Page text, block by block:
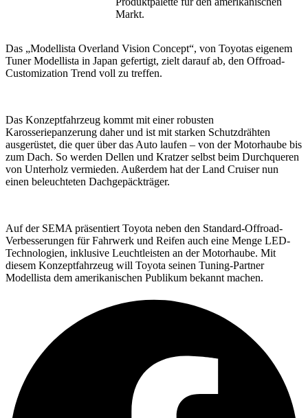
Markt.
Das „Modellista Overland Vision Concept“, von Toyotas eigenem
Tuner Modellista in Japan gefertigt, zielt darauf ab, den Offroad-
Customization Trend voll zu treffen.
Das Konzeptfahrzeug kommt mit einer robusten
Karosseriepanzerung daher und ist mit starken Schutzdrähten
ausgerüstet, die quer über das Auto laufen – von der Motorhaube bis
zum Dach. So werden Dellen und Kratzer selbst beim Durchqueren
von Unterholz vermieden. Außerdem hat der Land Cruiser nun
einen beleuchteten Dachgepäckträger.
Auf der SEMA präsentiert Toyota neben den Standard-Offroad-
Verbesserungen für Fahrwerk und Reifen auch eine Menge LED-
Technologien, inklusive Leuchtleisten an der Motorhaube. Mit
diesem Konzeptfahrzeug will Toyota seinen Tuning-Partner
Modellista dem amerikanischen Publikum bekannt machen.